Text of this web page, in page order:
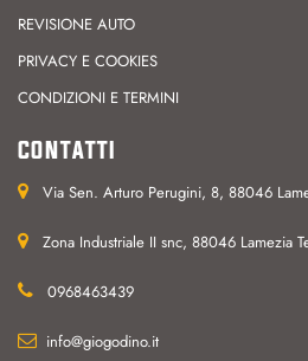
REVISIONE AUTO
PRIVACY E COOKIES
CONDIZIONI E TERMINI
CONTATTI
Via Sen. Arturo Perugini, 8, 88046
Zona Industriale II snc, 88046 Lamezia
0968463439
info@giogodino.it